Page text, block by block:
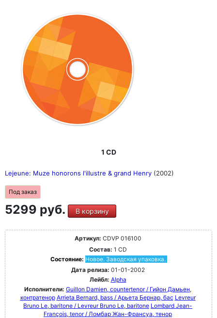
1 CD
Lejeune: Muze honorons l'illustre & grand Henry (2002)
Под заказ
5299 руб. В корзину
Артикул: CDVP 016100
Состав: 1 CD
Состояние: Новое. Заводская упаковка.
Дата релиза: 01-01-2002
Лейбл: Alpha
Исполнители: Guillon Damien, countertenor / Гийон Дамьен,
контратенор Arrieta Bernard, bass / Арьета Бернар, бас Levreur
Bruno Le, baritone / Levreur Bruno Le, baritone Lombard Jean-
François, tenor / Ломбар Жан-Франсуа, тенор